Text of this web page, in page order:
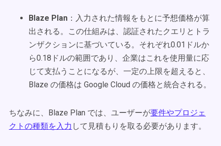
Blaze Plan ：入力された情報をもとに予想価格が算
出される。この仕組みは、認証されたクエリとトラ
ンザクションに基づいている。それぞれ0.01ドルか
ら0.18ドルの範囲であり、企業はこれを使用量に応
じて支払うことになるが、一定の上限を超えると、
Blaze の価格は Google Cloud の価格と統合される。
ちなみに、Blaze Plan では、ユーザーが要件やプロジェ
クトの種類を入力 して見積もりを取る必要があります。